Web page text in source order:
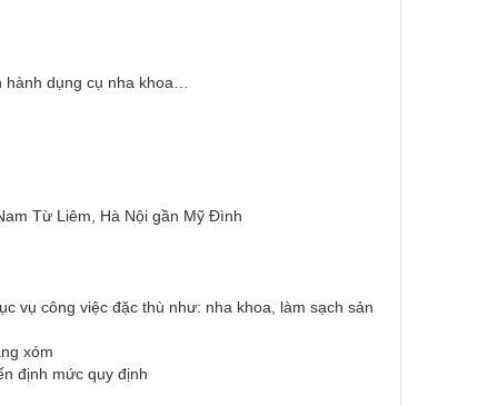
dụng cụ nha khoa…
Từ Liêm, Hà Nội gần Mỹ Đình
vụ công việc đặc thù như: nha khoa, làm sạch sản
xóm
định mức quy định